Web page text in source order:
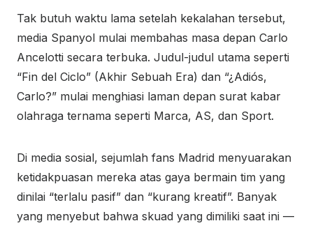
Tak butuh waktu lama setelah kekalahan tersebut,
media Spanyol mulai membahas masa depan Carlo
Ancelotti secara terbuka. Judul-judul utama seperti
“Fin del Ciclo” (Akhir Sebuah Era) dan “¿Adiós,
Carlo?” mulai menghiasi laman depan surat kabar
olahraga ternama seperti Marca, AS, dan Sport.
Di media sosial, sejumlah fans Madrid menyuarakan
ketidakpuasan mereka atas gaya bermain tim yang
dinilai “terlalu pasif” dan “kurang kreatif”. Banyak
yang menyebut bahwa skuad yang dimiliki saat ini —